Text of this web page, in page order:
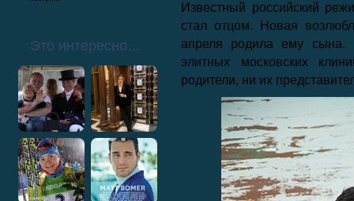
Это интересно…
Известный российский
стал отцом. Новая
апреля родила ему
элитных московских
родители, ни их